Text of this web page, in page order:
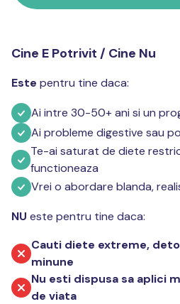
Cine E Potrivit / Cine Nu
Este pentru tine daca:
Ai intre 30-50+ ani si un
Ai probleme digestive sau
Te-ai saturat de diete
functioneaza
Vrei o abordare blanda,
NU este pentru tine daca:
Cauti diete extreme,
minune
Nu esti dispusa sa aplici
de viata